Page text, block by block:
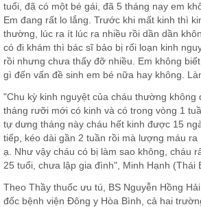
tuổi, đã có một bé gái, đã 5 tháng nay em
Em đang rất lo lắng. Trước khi mất kinh thì
thường, lúc ra ít lúc ra nhiều rồi dần dần
có đi khám thì bác sĩ bảo bị rối loạn kinh
rồi nhưng chưa thấy đỡ nhiều. Em không
gì đến vấn đề sinh em bé nữa hay không.
"Chu kỳ kinh nguyệt của cháu thường không
tháng rưỡi mới có kinh và có trong vòng 1
tự dưng tháng này cháu hết kinh được 15
tiếp, kéo dài gần 2 tuần rồi mà lượng máu ra
ạ. Như vậy cháu có bị làm sao không, cháu
25 tuổi, chưa lập gia đình", Minh Hạnh (Thái
Theo Thầy thuốc ưu tú, BS Nguyễn Hồng
đốc bệnh viện Đông y Hòa Bình, cả hai